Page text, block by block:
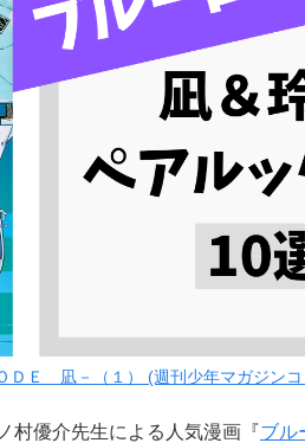
ＤＥ 凪－（１） (週刊少年マガジンコ
村優介先生による人気漫画『ブル